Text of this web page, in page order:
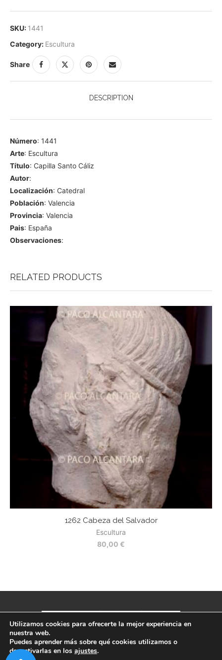
SKU: 1441
Category: Escultura
Share
DESCRIPTION
Número: 1441
Arte: Escultura
Título: Capilla Santo Cáliz
Autor:
Localización: Catedral
Población: Valencia
Provincia: Valencia
Pais: España
Observaciones:
RELATED PRODUCTS
1262 Cabeza del Salvador
Escultura
80,00 €
Política de privacidad-Aviso legal-Términos y condiciones
Utilizamos cookies para ofrecerte la mejor experiencia en
nuestra web.
Puedes aprender más sobre qué cookies utilizamos o
desactivarlas en los ajustes.